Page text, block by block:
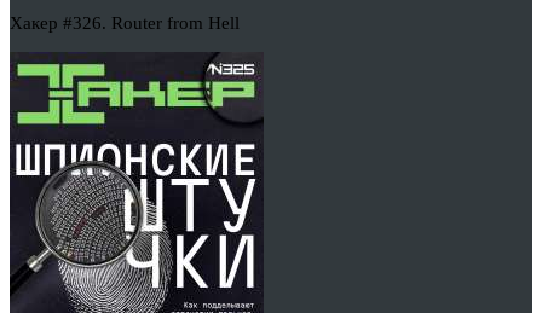
Хакер #326. Router from Hell